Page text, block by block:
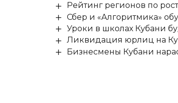
Рейтинг регионов по
Сбер и «Алгоритмика»
Уроки в школах Кубани
Ликвидация юрлиц на
Бизнесмены Кубани